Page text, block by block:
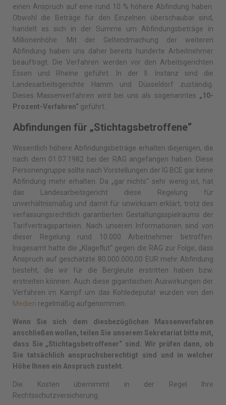
einen Anspruch auf eine rund 10 % höhere Abfindung haben.
Obwohl die Beträge für den Einzelnen überschaubar sind,
handelt es sich in der Summe um Abfindungsbeträge in
Millionenhöhe. Mit der Geltendmachung der weiteren
Abfindung haben uns daher bereits hunderte Arbeitnehmer
beauftragt. Die Verfahren werden vor den Arbeitsgerichten
Essen und Rheine geführt. In der II. Instanz sind die
Landesarbeitsgerichte Hamm und Düsseldorf zuständig.
Dieses Massenverfahren wird bei uns als sogenanntes „10-
Prozent-Verfahren“ geführt.
Abfindungen für „Stichtagsbetroffene“
Wesentlich höhere Abfindungsbeträge erhalten diejenigen, die
nach dem 01.07.1982 bei der RAG angefangen haben. Diese
Personengruppe sollte nach Vorstellungen der IG BCE gar keine
Abfindung mehr erhalten. Da „gar nichts“ sehr wenig ist, hat
das Landesarbeitsgericht diese Regelung für
unverhältnismäßig und damit für unwirksam erklärt, trotz des
verfassungsrechtlich garantierten Gestaltungsspielraums der
Tarifvertragsparteien. Nach unseren Informationen sind von
dieser Regelung rund 10.000 Arbeitnehmer betroffen.
Insgesamt hatte die „Klageflut“ gegen die RAG zur Folge, dass
Anspruch auf geschätzte 80.000.000,00 EUR mehr Abfindung
besteht, die wir für die Bergleute erstritten haben bzw.
erstreiten können. Auch diese gigantischen Auswirkungen der
Verfahren im Kampf um das Kohledeputat wurden von den
Medien regelmäßig aufgenommen.
Wenn Sie sich dem diesbezüglichen Massenverfahren
anschließen wollen, teilen Sie unserem Sekretariat bitte mit,
dass Sie „Stichtagsbetroffener“ sind. Wir prüfen dann, ob
Sie tatsächlich anspruchsberechtigt sind und in welcher
Höhe Ihnen ein Anspruch zusteht.
Die Kosten übernimmt in der Regel Ihre
Rechtsschutzversicherung.